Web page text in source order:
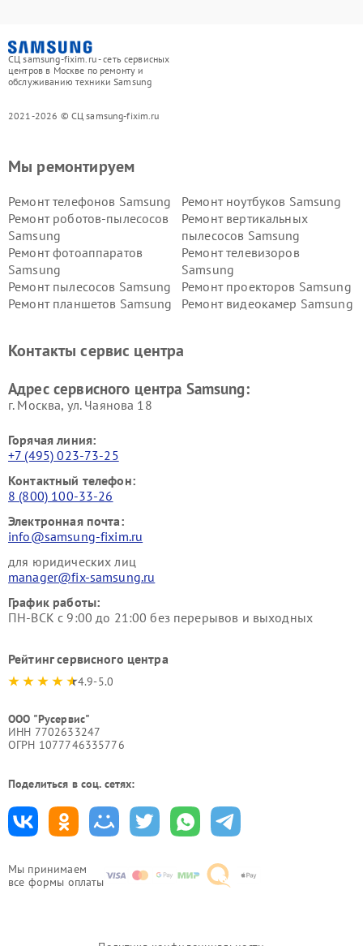
СЦ samsung-fixim.ru - сеть сервисных
центров в Москве по ремонту и
обслуживанию техники Samsung
2021-2026 © СЦ samsung-fixim.ru
Мы принимаем
все формы оплаты
Мы ремонтируем
Ремонт телефонов Samsung
Ремонт ноутбуков Samsung
Ремонт роботов-пылесосов
Samsung
Ремонт вертикальных
пылесосов Samsung
Ремонт фотоаппаратов
Samsung
Ремонт телевизоров
Samsung
Ремонт пылесосов Samsung
Ремонт проекторов Samsung
Ремонт планшетов Samsung
Ремонт видеокамер Samsung
Контакты сервис центра
Адрес сервисного центра Samsung:
г. Москва, ул. Чаянова 18
Горячая линия:
+7 (495) 023-73-25
Контактный телефон:
8 (800) 100-33-26
Электронная почта:
info@samsung-fixim.ru
для юридических лиц
manager@fix-samsung.ru
График работы:
ПН-ВСК с 9:00 до 21:00 без перерывов и выходных
Рейтинг сервисного центра
4.9-5.0
ООО "Русервис"
ИНН 7702633247
ОГРН 1077746335776
Поделиться в соц. сетях: